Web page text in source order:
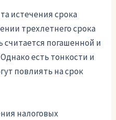
истечения срока
трехлетнего срока
считается погашенной и
есть тонкости и
повлиять на срок
налоговых